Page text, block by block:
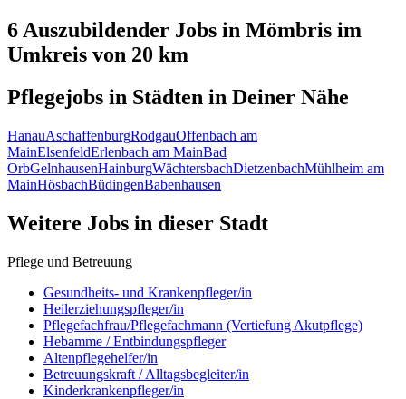
6 Auszubildender Jobs in Mömbris im
Umkreis von 20 km
Pflegejobs in Städten in Deiner Nähe
HanauAschaffenburgRodgauOffenbach am
MainElsenfeldErlenbach am MainBad
OrbGelnhausenHainburgWächtersbachDietzenbachMühlheim am
MainHösbachBüdingenBabenhausen
Weitere Jobs in dieser Stadt
Pflege und Betreuung
Gesundheits- und Krankenpfleger/in
Heilerziehungspfleger/in
Pflegefachfrau/Pflegefachmann (Vertiefung Akutpflege)
Hebamme / Entbindungspfleger
Altenpflegehelfer/in
Betreuungskraft / Alltagsbegleiter/in
Kinderkrankenpfleger/in